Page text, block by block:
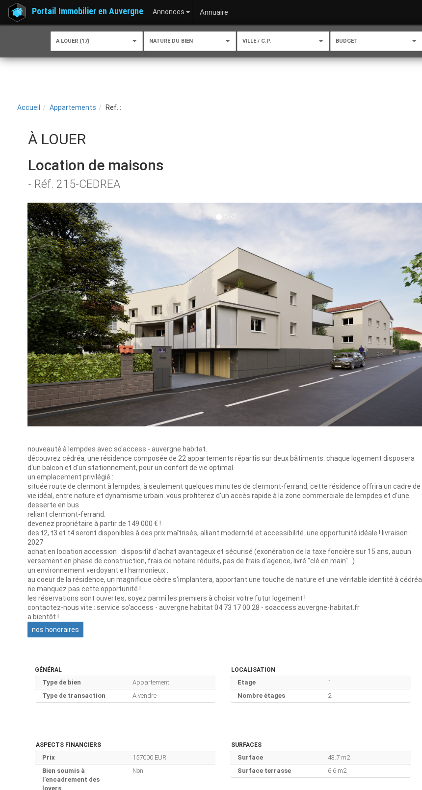
Portail Immobilier en Auvergne Annonces Annuaire
A LOUER (17) NATURE DU BIEN VILLE / C.P. BUDGET
Accueil Appartements Ref. :
À LOUER
Location de maisons
- Réf. 215-CEDREA
nouveauté à lempdes avec so'access - auvergne habitat.
découvrez cédréa, une résidence composée de 22 appartements répartis sur deux bâtiments. chaque logement disposera
d'un balcon et d'un stationnement, pour un confort de vie optimal.
un emplacement privilégié :
située route de clermont à lempdes, à seulement quelques minutes de clermont-ferrand, cette résidence offrira un cadre de
vie idéal, entre nature et dynamisme urbain. vous profiterez d'un accès rapide à la zone commerciale de lempdes et d'une
desserte en bus
reliant clermont-ferrand.
devenez propriétaire à partir de 149 000 € !
des t2, t3 et t4 seront disponibles à des prix maîtrisés, alliant modernité et accessibilité. une opportunité idéale ! livraison :
2027
achat en location accession : dispositif d'achat avantageux et sécurisé (exonération de la taxe foncière sur 15 ans, aucun
versement en phase de construction, frais de notaire réduits, pas de frais d'agence, livré "clé en main"...)
un environnement verdoyant et harmonieux :
au coeur de la résidence, un magnifique cèdre s'implantera, apportant une touche de nature et une véritable identité à cédréa.
ne manquez pas cette opportunité !
les réservations sont ouvertes, soyez parmi les premiers à choisir votre futur logement !
contactez-nous vite : service so'access - auvergne habitat 04 73 17 00 28 - soaccess.auvergne-habitat.fr
a bientôt !
nos honoraires
GÉNÉRAL
Type de bien
Appartement
Type de transaction
A vendre
LOCALISATION
Etage
1
Nombre étages
2
ASPECTS FINANCIERS
Prix
157000 EUR
Bien soumis à
l'encadrement des
loyers
Non
SURFACES
Surface
43.7 m2
Surface terrasse
6.6 m2